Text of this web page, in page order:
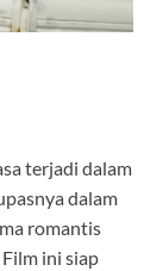
terjadi dalam
dalam
romantis
ini siap